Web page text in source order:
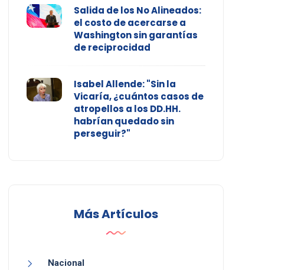
Salida de los No Alineados:
el costo de acercarse a
Washington sin garantías
de reciprocidad
Isabel Allende: "Sin la
Vicaría, ¿cuántos casos de
atropellos a los DD.HH.
habrían quedado sin
perseguir?"
Más Artículos
Nacional